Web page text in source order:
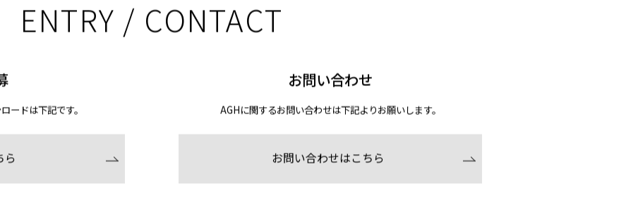
ENTRY / CONTACT
ードは下記です。
ら
お問い合わせ
AGHに関するお問い合わせは下記よりお願いします。
お問い合わせはこちら